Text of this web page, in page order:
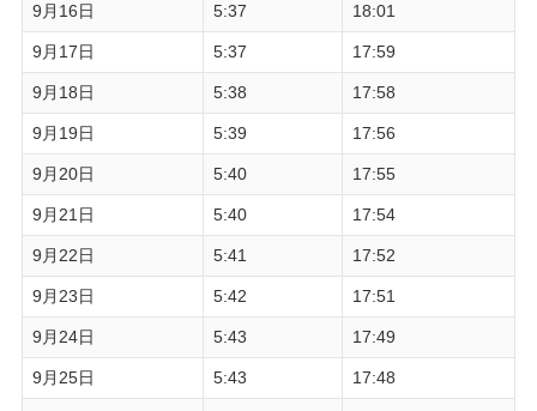
9月16日 5:37 18:01
9月17日 5:37 17:59
9月18日 5:38 17:58
9月19日 5:39 17:56
9月20日 5:40 17:55
9月21日 5:40 17:54
9月22日 5:41 17:52
9月23日 5:42 17:51
9月24日 5:43 17:49
9月25日 5:43 17:48